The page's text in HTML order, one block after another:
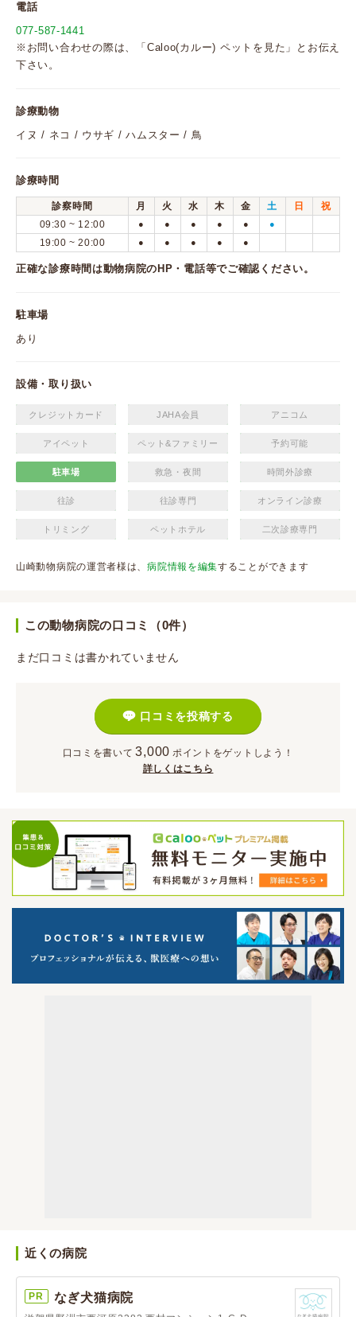
電話
077-587-1441
※お問い合わせの際は、「Caloo(カルー) ペットを見た」とお伝え
下さい。
診療動物
イヌ / ネコ / ウサギ / ハムスター / 鳥
診療時間
診察時間 月 火 水 木 金 土 日
祝
09:30 ~ 12:00
● ● ● ● ● ●
19:00 ~ 20:00 ● ● ● ● ●
正確な診療時間は動物病院のHP・電話等でご確認ください。
駐車場
あり
設備・取り扱い
クレジットカード JAHA会員 アニコム
アイペット ペット&ファミリー 予約可能
駐車場 救急・夜間 時間外診療
往診 往診専門 オンライン診療
トリミング ペットホテル 二次診療専門
山崎動物病院の運営者様は、病院情報を編集することができます
この動物病院の口コミ（0件）
まだ口コミは書かれていません
口コミを投稿する
口コミを書いて 3,000 ポイント をゲットしよう！
詳しくはこちら
近くの病院
PR なぎ犬猫病院